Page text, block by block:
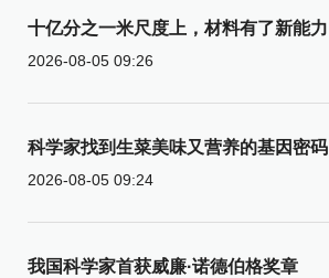
十亿分之一米尺度上，材料有了新能力
2026-08-05 09:26
科学家找到生菜美味又营养的基因密码
2026-08-05 09:24
我国科学家首获威廉·诺德伯格奖章